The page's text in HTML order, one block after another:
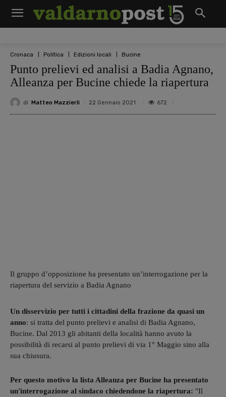
Cronaca Politica Edizioni locali Bucine
Punto prelievi ed analisi a Badia Agnano,
Alleanza per Bucine chiede la riapertura
di Matteo Mazzierli 22 Gennaio 2021 672
Il gruppo d’opposizione ha presentato un’interrogazione per la
riapertura del servizio a Badia Agnano
Un disservizio per tutti i cittadini della frazione da quasi un
anno: si tratta del punto prelievi e analisi di Badia Agnano,
Bucine. Dal 2013 gli abitanti della località hanno avuto la
possibilità di recarsi al punto prelievi di via 1° Maggio sino alla
sua chiusura.
Per questo motivo la lista Alleanza per Bucine ha presentato
un'interrogazione al sindaco chiedendone la riapertura: "Il